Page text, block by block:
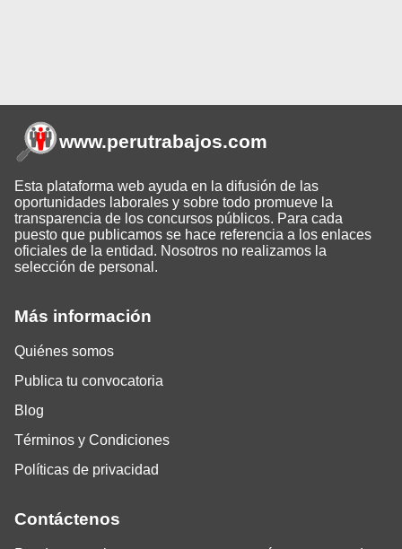
Más información
Quiénes somos
Publica tu convocatoria
Blog
Términos y Condiciones
Políticas de privacidad
Contáctenos
www.perutrabajos.com
Esta plataforma web ayuda en la difusión de las
oportunidades laborales y sobre todo promueve la
transparencia de los concursos públicos. Para cada
puesto que publicamos se hace referencia a los enlaces
oficiales de la entidad. Nosotros no realizamos la
selección de personal.